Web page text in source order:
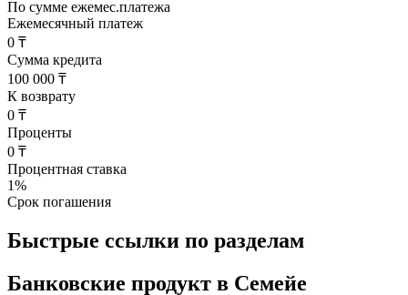
По сумме ежемес.платежа
Ежемесячный платеж
0 ₸
Сумма кредита
100 000 ₸
К возврату
0 ₸
Проценты
0 ₸
Процентная ставка
1%
Срок погашения
Быстрые ссылки по разделам
Банковские продукт в Семейе